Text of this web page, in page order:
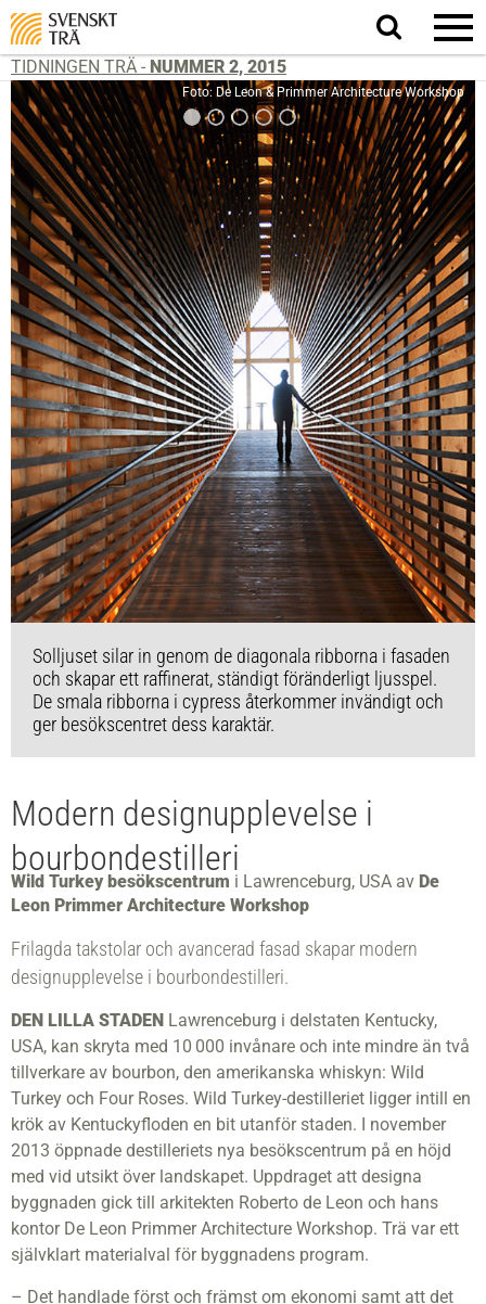
Sök
på
TIDNINGEN TRÄ - NUMMER 2, 2015
Foto: De Leon & Primmer Architecture Workshop
Solljuset silar in genom de diagonala ribborna i fasaden
och skapar ett raffinerat, ständigt föränderligt ljusspel.
De smala ribborna i cypress återkommer invändigt och
ger besökscentret dess karaktär.
Modern designupplevelse i
bourbondestilleri
Wild Turkey besökscentrum i Lawrenceburg, USA av De
Leon Primmer Architecture Workshop
Frilagda takstolar och avancerad fasad skapar modern
designupplevelse i bourbondestilleri.
DEN LILLA STADEN Lawrenceburg i delstaten Kentucky,
USA, kan skryta med 10 000 invånare och inte mindre än två
tillverkare av bourbon, den amerikanska whiskyn: Wild
Turkey och Four Roses. Wild Turkey-destilleriet ligger intill en
krök av Kentucky­floden en bit utanför staden. I november
2013 öppnade destilleriets nya besökscentrum på en höjd
med vid utsikt över landskapet. Uppdraget att designa
byggnaden gick till arkitekten Roberto de Leon och hans
kontor De Leon Primmer Architecture Workshop. Trä var ett
självklart materialval för byggnadens program.
– Det handlade först och främst om ekonomi samt att det